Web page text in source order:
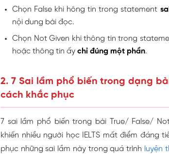
Chọn False khi hông tin trong statement
nội dung bài đọc.
Chọn Not Given khi thông tin trong
hoặc thông tin ấy chỉ đúng một phần.
2. 7 Sai lầm phổ biến trong dạng
cách khắc phục
7 sai lầm phổ biến trong bài True/ False/
khiến nhiều người học IELTS mất điểm đáng
phục những sai lầm này trong quá trình luyện